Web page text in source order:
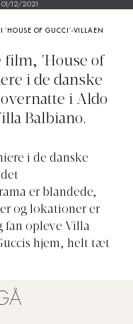
01/12/2021
OF GUCCI’-VILLAEN
film, 'House of
i de danske
i Aldo
Balbiano.
i de danske
er blandede,
og lokationer er
fan opleve Villa
hjem, helt tæt